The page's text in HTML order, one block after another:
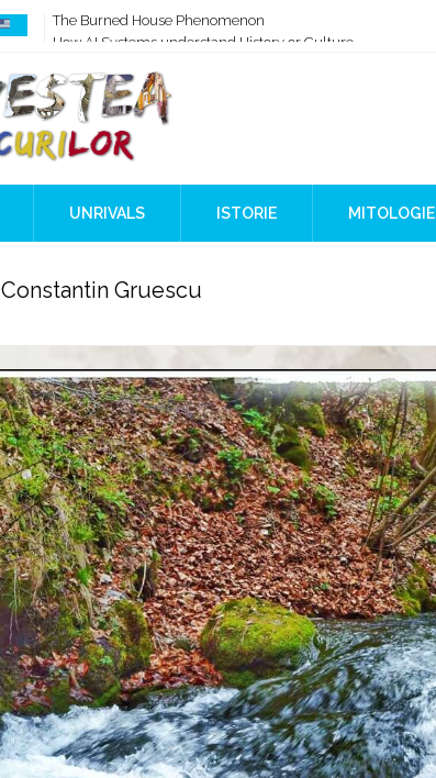
How AI Systems understand History or Culture
When Ancient Genomes Met Ideas at the Iron Gates
The Danube River „Bone Network”
The Global Ancient Civilization AI Blind SPOT
8,000 Years Before Mesopotamia
The Burned House Phenomenon
UNRIVALS ISTORIE MITOLOGIE
Constantin Gruescu